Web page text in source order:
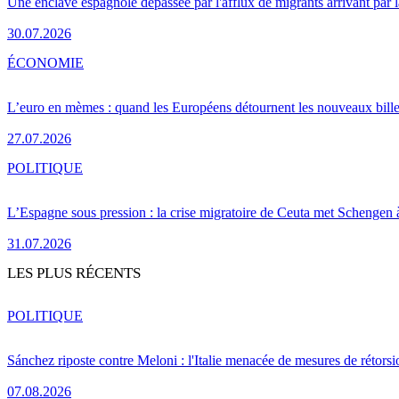
30.07.2026
L’euro en mèmes : quand les Européens détournent les nouveaux
27.07.2026
ÉCONOMIE
L’Espagne sous pression : la crise migratoire de Ceuta met Schengen
31.07.2026
POLITIQUE
LES PLUS RÉCENTS
Sánchez riposte contre Meloni : l'Italie menacée de mesures de
07.08.2026
POLITIQUE